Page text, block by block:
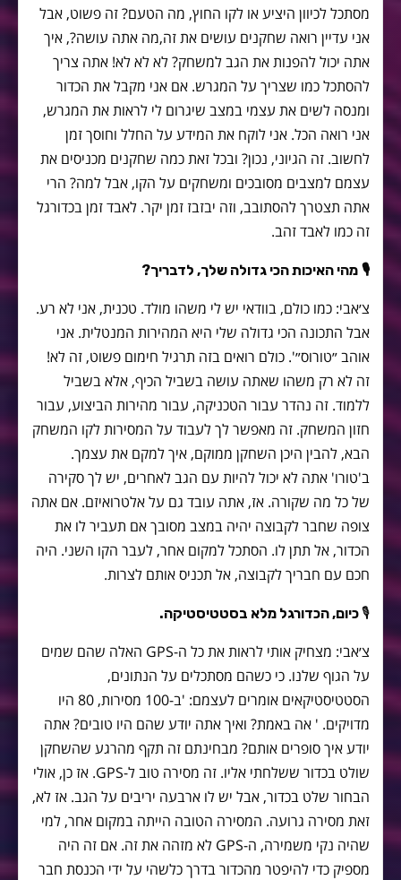
מסתכל לכיוון היציע או לקו החוץ, מה הטעם? זה פשוט, אבל
אני עדיין רואה שחקנים עושים את זה,מה אתה עושה?, איך
אתה יכול להפנות את הגב למשחק? לא לא לא! אתה צריך
להסתכל כמו שצריך על המגרש. אם אני מקבל את הכדור
ומנסה לשים את עצמי במצב שיגרום לי לראות את המגרש,
אני רואה הכל. אני לוקח את המידע על החלל וחוסך זמן
לחשוב. זה הגיוני, נכון? ובכל זאת כמה שחקנים מכניסים את
עצמם למצבים מסובכים ומשחקים על הקו, אבל למה? הרי
אתה תצטרך להסתובב, וזה יבזבז זמן יקר. לאבד זמן בכדורגל
זה כמו לאבד זהב.
🎙 מהי האיכות הכי גדולה שלך, לדבריך?
צ׳אבי: כמו כולם, בוודאי יש לי משהו מולד. טכנית, אני לא רע.
אבל התכונה הכי גדולה שלי היא המהירות המנטלית. אני
אוהב ״טורוס״'. כולם רואים בזה תרגיל חימום פשוט, זה לא!
זה לא רק משהו שאתה עושה בשביל הכיף, אלא בשביל
ללמוד. זה נהדר עבור הטכניקה, עבור מהירות הביצוע, עבור
חזון המשחק. זה מאפשר לך לעבוד על המסירות לקו המשחק
הבא, להבין היכן השחקן ממוקם, איך למקם את עצמך.
ב'טורו' אתה לא יכול להיות עם הגב לאחרים, יש לך סקירה
של כל מה שקורה. אז, אתה עובד גם על אלטרואיזם. אם אתה
צופה שחבר לקבוצה יהיה במצב מסובך אם תעביר לו את
הכדור, אל תתן לו. הסתכל למקום אחר, לעבר הקו השני. היה
חכם עם חבריך לקבוצה, אל תכניס אותם לצרות.
🎙כיום, הכדורגל מלא בסטטיסטיקה.
צ׳אבי: מצחיק אותי לראות את כל ה-GPS האלה שהם שמים
על הגוף שלנו. כי כשהם מסתכלים על הנתונים,
הסטטיסטיקאים אומרים לעצמם: 'ב-100 מסירות, 80 היו
מדויקים. ' אה באמת? ואיך אתה יודע שהם היו טובים? אתה
יודע איך סופרים אותם? מבחינתם זה תקף מהרגע שהשחקן
שולט בכדור ששלחתי אליו. זה מסירה טוב ל-GPS. אז כן, אולי
הבחור שלט בכדור, אבל יש לו ארבעה יריבים על הגב. אז לא,
זאת מסירה גרועה. המסירה הטובה הייתה במקום אחר, למי
שהיה נקי משמירה, ה-GPS לא מזהה את זה. אם זה היה
מספיק כדי להיפטר מהכדור בדרך כלשהי על ידי הכנסת חבר